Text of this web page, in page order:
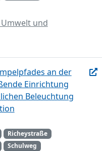
und
an der
Einrichtung
Beleuchtung
Richeystraße
Schulweg